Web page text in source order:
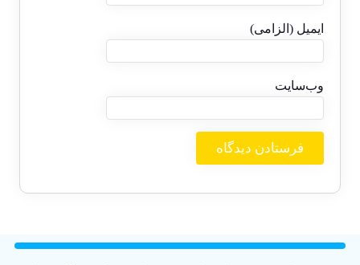
ایمیل (الزامی)
وب‌سایت